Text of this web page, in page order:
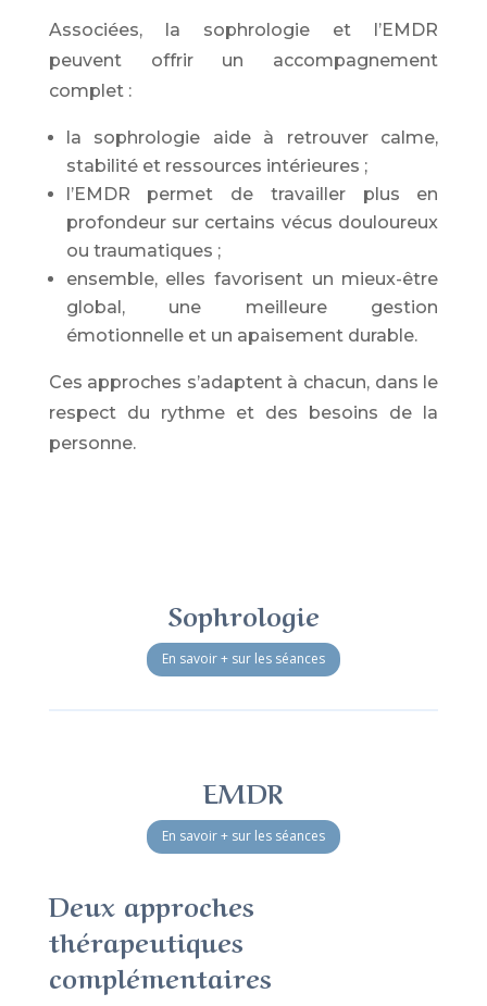
Associées, la sophrologie et l’EMDR
peuvent offrir un accompagnement
complet :
la sophrologie aide à retrouver calme,
stabilité et ressources intérieures ;
l’EMDR permet de travailler plus en
profondeur sur certains vécus douloureux
ou traumatiques ;
ensemble, elles favorisent un mieux-être
global, une meilleure gestion
émotionnelle et un apaisement durable.
Ces approches s’adaptent à chacun, dans le
respect du rythme et des besoins de la
personne.
Sophrologie
En savoir + sur les séances
EMDR
En savoir + sur les séances
Deux approches
thérapeutiques
complémentaires